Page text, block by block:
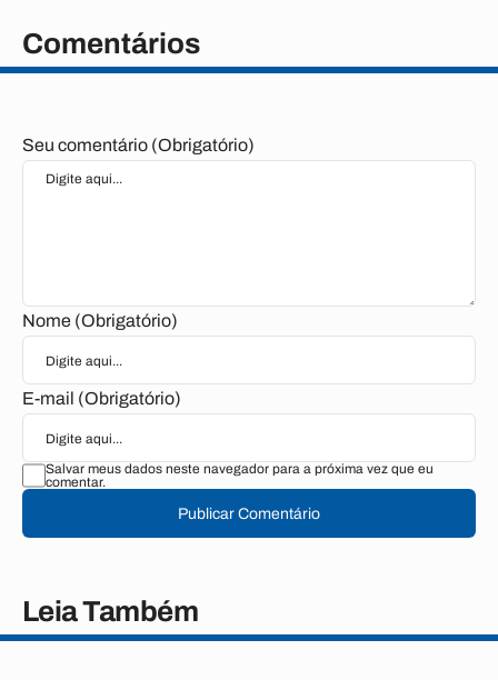
Comentários
Seu comentário (Obrigatório)
Nome (Obrigatório)
E-mail (Obrigatório)
Salvar meus dados neste navegador para a próxima vez que eu
comentar.
Publicar Comentário
Leia Também